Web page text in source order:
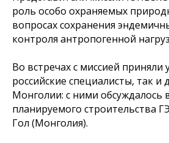
роль особо охраняемых
вопросах сохранения
контроля антропогенной
Во встречах с миссией приняли
российские специалисты, так и
Монголии: с ними обсуждалось
планируемого строительства
Гол (Монголия).